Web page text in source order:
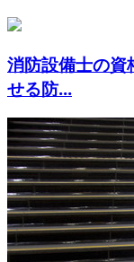
消防設備士の資
せる防...